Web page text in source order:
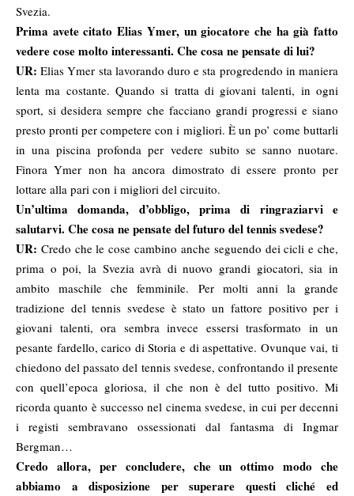
Svezia.
Prima avete citatoElias Ymer, un giocatore che ha già fatto
vedere cose molto interessanti. Che cosa ne pensate di lui?
UR: Elias Ymer sta lavorando duro e sta progredendo in maniera
lenta ma costante. Quando si tratta di giovani talenti, in ogni
sport, si desidera sempre che facciano grandi progressi e siano
presto pronti per competere con i migliori. È un po’ come buttarli
in una piscina profonda per vedere subito se sanno nuotare.
Finora Ymer non ha ancora dimostrato di essere pronto per
lottare alla pari con i migliori del circuito.
Un’ultima domanda, d’obbligo, prima di ringraziarvi e
salutarvi. Che cosa ne pensate del futuro del tennis svedese?
UR: Credo che le cose cambino anche seguendo dei cicli e che,
prima o poi, la Svezia avrà di nuovo grandi giocatori, sia in
ambito maschile che femminile. Per molti anni la grande
tradizione del tennis svedese è stato un fattore positivo per i
giovani talenti, ora sembra invece essersi trasformato in un
pesante fardello, carico di Storia e di aspettative. Ovunque vai, ti
chiedono del passato del tennis svedese, confrontando il presente
con quell’epoca gloriosa, il che non è del tutto positivo. Mi
ricorda quanto è successo nel cinema svedese, in cui per decenni
i registi sembravano ossessionati dal fantasma di Ingmar
Bergman…
Credo allora, per concludere, che un ottimo modo che
abbiamo a disposizione per superare questi cliché ed